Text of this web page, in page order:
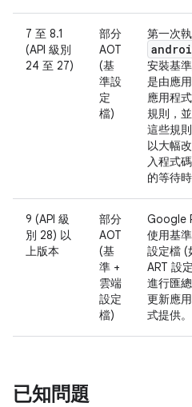
7 至 8.1
(API 級別
24 至 27)
部分
AOT
(基
準設
定
檔)
第一次
安裝基
是由應
應用程
規則，
這些規
以大幅
入程式
的等待時
9 (API 級
別 28) 以
上版本
部分
AOT
(基
準 +
雲端
設定
檔)
Google
使用基
設定檔 (
ART 設
進行匯
更新應
式提供。
已知問題